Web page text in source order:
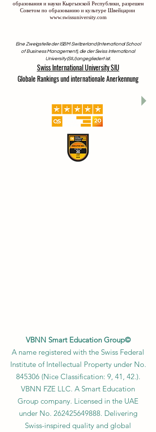
образования и науки Кыргызской Республики, разрешен
Советом по образованию и культуре Швейцарии
www.swissuniversity.com
Eine Zweigstelle der ISBM Switzerland (International School
of Business Management), die der Swiss International
University (SIU) angegliedert ist.
Swiss International University SIU
Globale Rankings und internationale Anerkennung
VBNN Smart Education Group©
A name registered with the Swiss Federal
Institute of Intellectual Property under No.
845306 (Nice Classification: 9, 41, 42.).
VBNN FZE LLC. A Smart Education
Group company. Licensed in the UAE
under No. 262425649888. Delivering
Swiss-inspired quality and global